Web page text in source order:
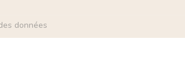
données